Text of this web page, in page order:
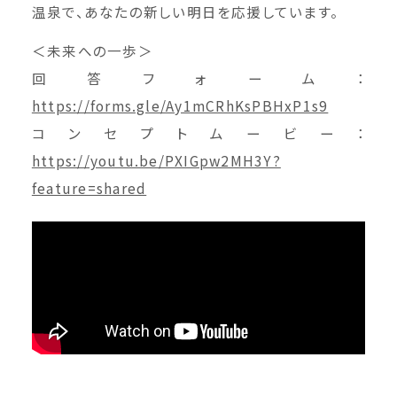
温泉で、あなたの新しい明日を応援しています。
＜未来への一歩＞
回答フォーム：
https://forms.gle/Ay1mCRhKsPBHxP1s9
コンセプトムービー：
https://youtu.be/PXIGpw2MH3Y?
feature=shared